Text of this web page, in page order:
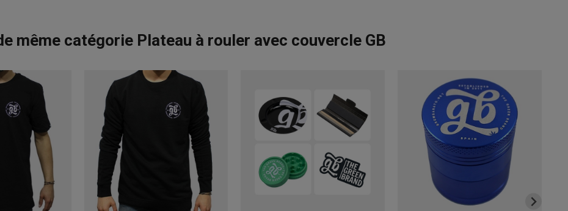
même catégorie Plateau à rouler avec couvercle GB